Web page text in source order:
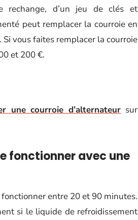
rechange, d’un jeu de clés et
peut remplacer la courroie en
vous faites remplacer la courroie
et 200 €.
une courroie d’alternateur sur
fonctionner avec une
entre 20 et 90 minutes.
si le liquide de refroidissement